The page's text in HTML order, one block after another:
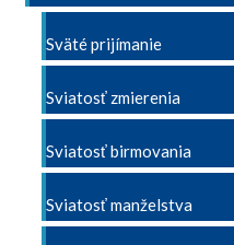
Sväté prijímanie
Sviatosť zmierenia
Sviatosť birmovania
Sviatosť manželstva